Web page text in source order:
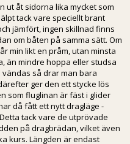
ut åt sidorna lika mycket som
tack vare speciellt brant
jämfört, ingen skillnad finns
om båten på samma sätt. Om
min likt en pråm, utan minsta
än mindre hoppa eller studsa
vändas så drar man bara
ger den ett stycke lös
som fluglinan är fäst i glider
då fått ett nytt dragläge -
tack vare de utprövade
på dragbrädan, vilket även
kurs. Längden är endast